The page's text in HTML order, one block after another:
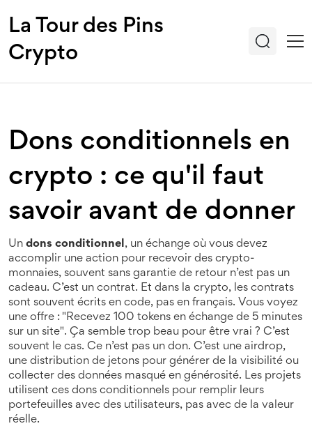
La Tour des Pins
Crypto
Dons conditionnels en
crypto : ce qu'il faut
savoir avant de donner
Un dons conditionnel, un échange où vous devez
accomplir une action pour recevoir des crypto-
monnaies, souvent sans garantie de retour n’est pas un
cadeau. C’est un contrat. Et dans la crypto, les contrats
sont souvent écrits en code, pas en français. Vous voyez
une offre : "Recevez 100 tokens en échange de 5 minutes
sur un site". Ça semble trop beau pour être vrai ? C’est
souvent le cas. Ce n’est pas un don. C’est une airdrop,
une distribution de jetons pour générer de la visibilité ou
collecter des données masqué en générosité. Les projets
utilisent ces dons conditionnels pour remplir leurs
portefeuilles avec des utilisateurs, pas avec de la valeur
réelle.